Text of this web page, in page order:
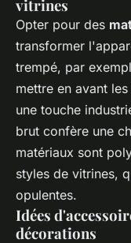
vitrines
Opter pour des
transformer
trempé, par
mettre en avant
une touche
brut confère une
matériaux sont
styles de vitrines,
opulentes.
Idées
décorations